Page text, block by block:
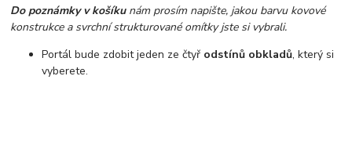
Do poznámky v košíkunám prosím napište, jakou barvu kovové
konstrukce a svrchní strukturované omítky jste si vybrali.
Portál bude zdobit jeden ze čtyř odstínů obkladů, který si
vyberete.